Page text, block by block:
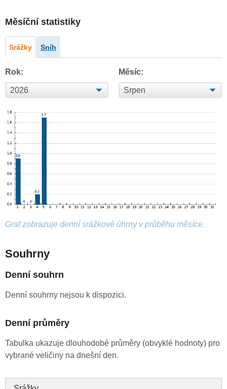
Měsíční statistiky
Srážky Sníh
Rok: Měsíc:
Graf zobrazuje denní srážkové úhrny v průběhu měsíce.
Souhrny
Denní souhrn
Denní souhrny nejsou k dispozici.
Denní průměry
Tabulka ukazuje dlouhodobé průměry (obvyklé hodnoty) pro
vybrané veličiny na dnešní den.